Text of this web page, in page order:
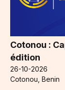
Cotonou :
édition
26-10-2026
Cotonou, Benin